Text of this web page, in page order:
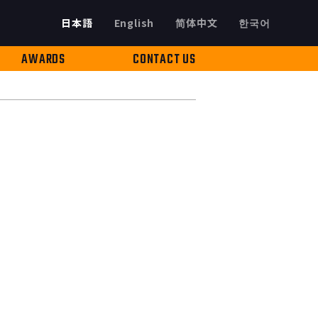
日本語 한국어
English 简体中文
AWARDS CONTACT US